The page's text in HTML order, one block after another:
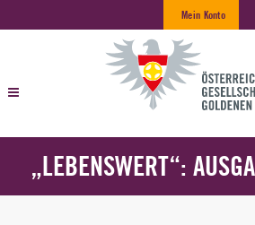
Mein Konto
„LEBENSWERT“: